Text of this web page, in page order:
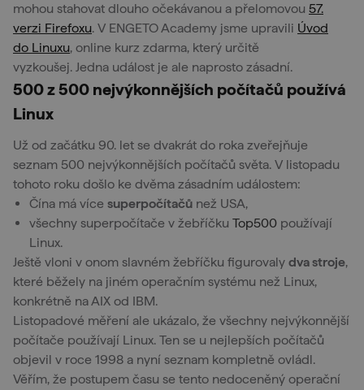
mohou stahovat dlouho očekávanou a přelomovou 57.
verzi Firefoxu. V ENGETO Academy jsme upravili Úvod
do Linuxu, online kurz zdarma, který určitě
vyzkoušej. Jedna událost je ale naprosto zásadní.
500 z 500 nejvýkonnějších počítačů používá
Linux
Už od začátku 90. let se dvakrát do roka zveřejňuje
seznam 500 nejvýkonnějších počítačů světa. V listopadu
tohoto roku došlo ke dvěma zásadním událostem:
Čína má více superpočítačů než USA,
všechny superpočítače v žebříčku Top500 používají
Linux.
Ještě vloni v onom slavném žebříčku figurovaly dva stroje,
které běžely na jiném operačním systému než Linux,
konkrétně na AIX od IBM.
Listopadové měření ale ukázalo, že všechny nejvýkonnější
počítače používají Linux. Ten se u nejlepších počítačů
objevil v roce 1998 a nyní seznam kompletně ovládl.
Věřím, že postupem času se tento nedoceněný operační